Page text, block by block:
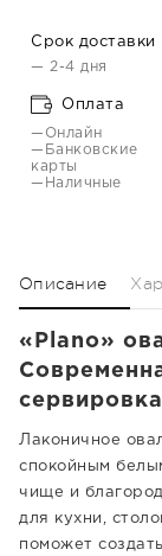
Срок доставки
— 2-4 дня
Оплата
—Онлайн
—Банковские
карты
—Наличные
Описание
«Plano»
Лаконичное
спокойным
чище и
для кухни,
поможет